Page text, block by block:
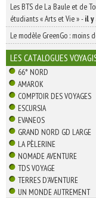
Les BTS de La Baule et de
étudiants « Arts et Vie »-il y
Le modèle GreenGo : moins
LES CATALOGUES
66° NORD
AMAROK
COMPTOIR DES VOYAGES
ESCURSIA
EVANEOS
GRAND NORD GD LARGE
LA PÈLERINE
NOMADE AVENTURE
TDS VOYAGE
TERRES D'AVENTURE
UN MONDE AUTREMENT